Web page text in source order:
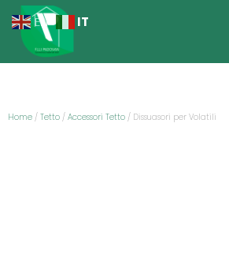
Home / Tetto / Accessori Tetto / Dissuasori per Volatili
EN IT